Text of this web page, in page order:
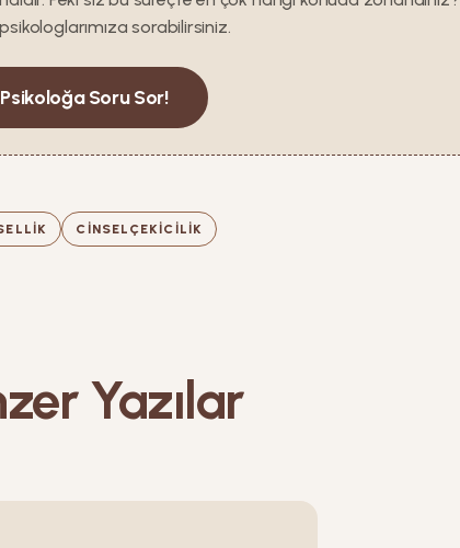
sorabilirsiniz.
Psikoloğa Soru Sor!
CINSELÇEKICILIK
Yazılar